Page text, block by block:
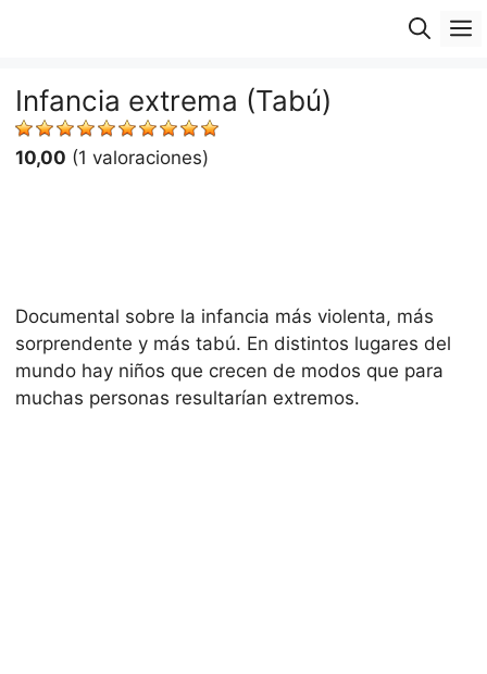
Infancia extrema (Tabú)
10,00 (1 valoraciones)
Documental sobre la infancia más violenta, más
sorprendente y más tabú. En distintos lugares del
mundo hay niños que crecen de modos que para
muchas personas resultarían extremos.